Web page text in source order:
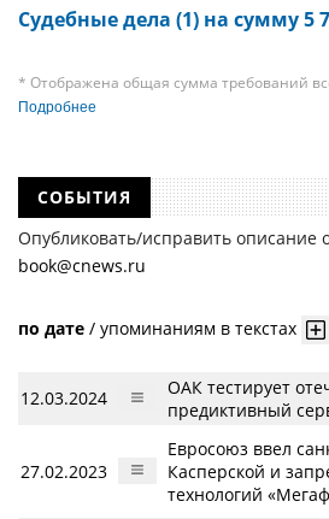
Судебные дела (1) на сумму 5
* Отображена общая сумма требований
судебным делам, в рамках которых
в одном таком деле может быть несколько
требований одних могут быть больше
Подробнее
СОБЫТИЯ
Опубликовать/исправить описание
book@cnews.ru
по дате / упоминаниям в текстах
12.03.2024
ОАК тестирует
предиктивный
27.02.2023
Евросоюз ввел
Касперской и
технологий